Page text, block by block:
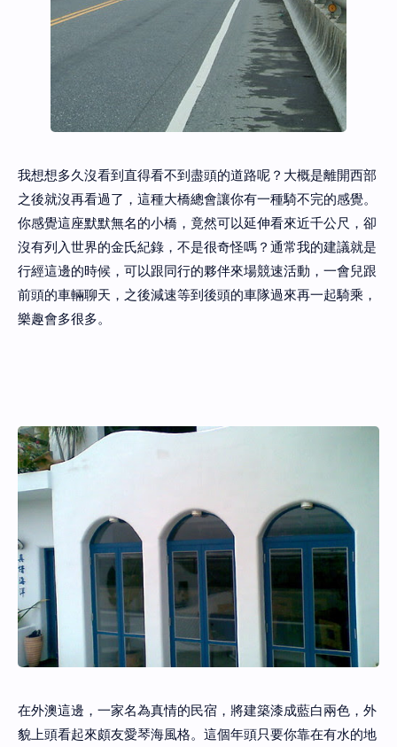
我想想多久沒看到直得看不到盡頭的道路呢？大概是離開西部
之後就沒再看過了，這種大橋總會讓你有一種騎不完的感覺。
你感覺這座默默無名的小橋，竟然可以延伸看來近千公尺，卻
沒有列入世界的金氏紀錄，不是很奇怪嗎？通常我的建議就是
行經這邊的時候，可以跟同行的夥伴來場競速活動，一會兒跟
前頭的車輛聊天，之後減速等到後頭的車隊過來再一起騎乘，
樂趣會多很多。
在外澳這邊，一家名為真情的民宿，將建築漆成藍白兩色，外
貌上頭看起來頗友愛琴海風格。這個年頭只要你靠在有水的地